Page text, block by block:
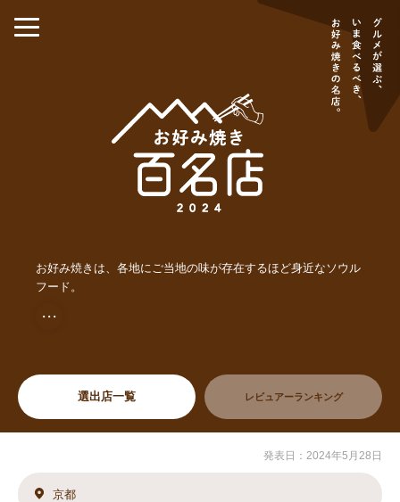
お好み焼きは、各地にご当地の味が存在するほど身近なソウル
フード。
・・・
選出店一覧 レビュアーランキング
発表日：2024年5月28日
京都